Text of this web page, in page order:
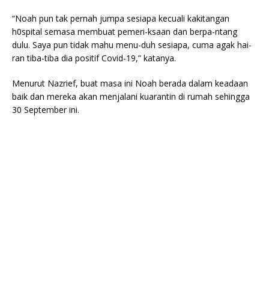
“Noah pun tak pernah jumpa sesiapa kecuali kakitangan
h0spital semasa membuat pemeri-ksaan dan berpa-ntang
dulu. Saya pun tidak mahu menu-duh sesiapa, cuma agak hai-
ran tiba-tiba dia positif Covid-19,” katanya.
Menurut Nazrief, buat masa ini Noah berada dalam keadaan
baik dan mereka akan menjalani kuarantin di rumah sehingga
30 September ini.